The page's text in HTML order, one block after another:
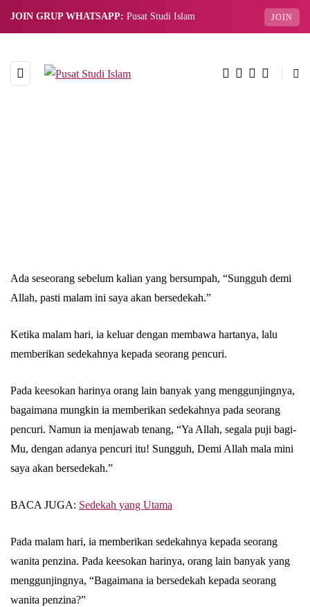
JOIN GRUP WHATSAPP: Pusat Studi Islam JOIN
Ada seseorang sebelum kalian yang bersumpah, “Sungguh demi
Allah, pasti malam ini saya akan bersedekah.”
Ketika malam hari, ia keluar dengan membawa hartanya, lalu
memberikan sedekahnya kepada seorang pencuri.
Pada keesokan harinya orang lain banyak yang menggunjingnya,
bagaimana mungkin ia memberikan sedekahnya pada seorang
pencuri. Namun ia menjawab tenang, “Ya Allah, segala puji bagi-
Mu, dengan adanya pencuri itu! Sungguh, Demi Allah mala mini
saya akan bersedekah.”
BACA JUGA: Sedekah yang Utama
Pada malam hari, ia memberikan sedekahnya kepada seorang
wanita penzina. Pada keesokan harinya, orang lain banyak yang
menggunjingnya, “Bagaimana ia bersedekah kepada seorang
wanita penzina?”